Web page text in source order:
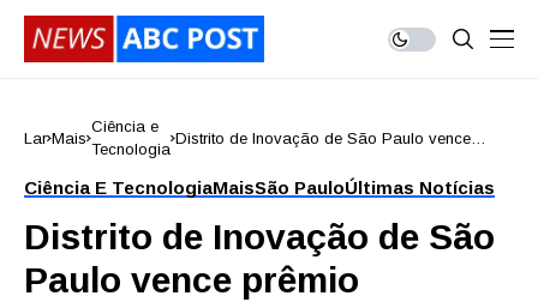
Lar Mais
Ciência e
Tecnologia
Distrito de Inovação de São Paulo vence
Awards 2025
Ciência E TecnologiaMaisSão PauloÚltimas Notícias
Distrito de Inovação de São
Paulo vence prêmio